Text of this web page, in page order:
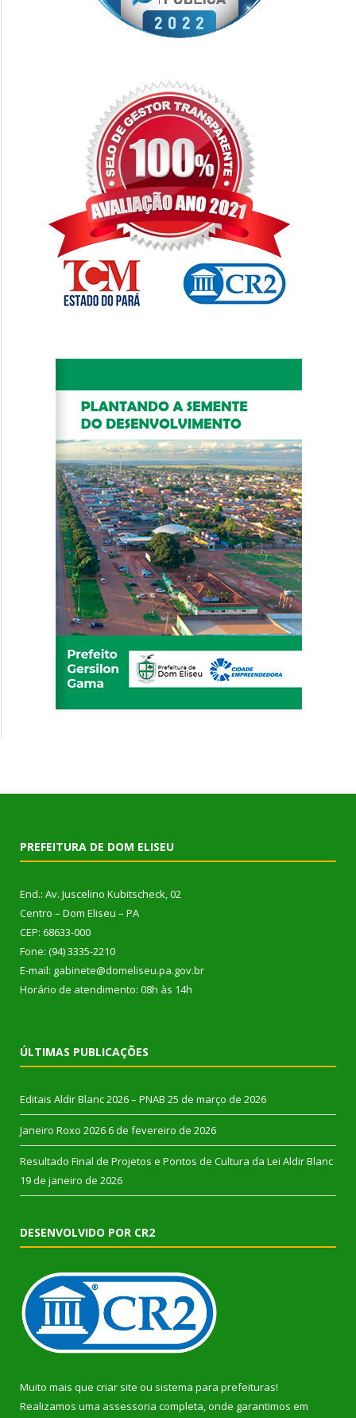
PREFEITURA DE DOM ELISEU
End.: Av. Juscelino Kubitscheck, 02
Centro – Dom Eliseu – PA
CEP: 68633-000
Fone: (94) 3335-2210
E-mail: gabinete@domeliseu.pa.gov.br
Horário de atendimento: 08h às 14h
ÚLTIMAS PUBLICAÇÕES
Editais Aldir Blanc 2026 – PNAB 25 de março de 2026
Janeiro Roxo 2026 6 de fevereiro de 2026
Resultado Final de Projetos e Pontos de Cultura da Lei Aldir Blanc
19 de janeiro de 2026
DESENVOLVIDO POR CR2
Muito mais que criar site ou sistema para prefeituras!
Realizamos uma assessoria completa, onde garantimos em